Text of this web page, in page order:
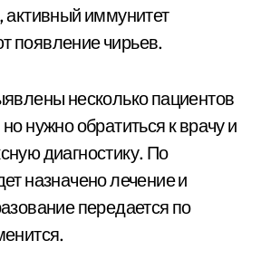
активный иммунитет
появление чирьев.
несколько пациентов
нужно обратиться к врачу и
диагностику. По
назначено лечение и
передается по